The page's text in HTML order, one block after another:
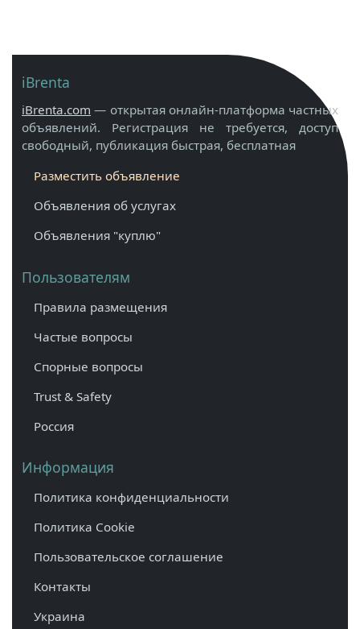
iBrenta
iBrenta.com — открытая онлайн-платформа частных
объявлений. Регистрация не требуется, доступ
свободный, публикация быстрая, бесплатная
Разместить объявление
Объявления об услугах
Объявления "куплю"
Пользователям
Правила размещения
Частые вопросы
Спорные вопросы
Trust & Safety
Россия
Информация
Политика конфиденциальности
Политика Cookie
Пользовательское соглашение
Контакты
Украина